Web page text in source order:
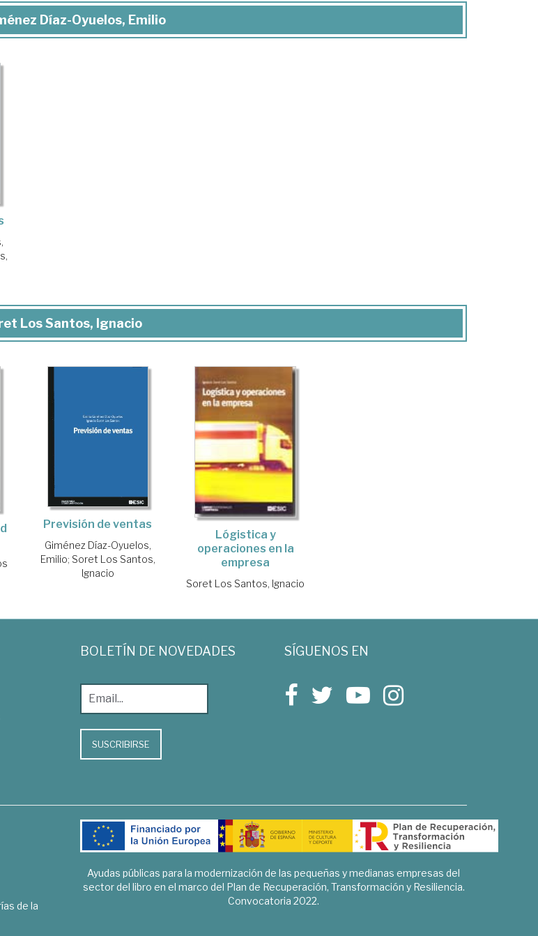
Díaz-Oyuelos, Emilio
Los Santos, Ignacio
Previsión de ventas
Giménez Díaz-Oyuelos,
Emilio; Soret Los Santos,
Ignacio
Lógistica y
operaciones en la
empresa
Soret Los Santos, Ignacio
BOLETÍN DE NOVEDADES
SUSCRIBIRSE
SÍGUENOS EN
de la
Ayudas públicas para la modernización de las pequeñas y medianas empresas del
sector del libro en el marco del Plan de Recuperación, Transformación y Resiliencia.
Convocatoria 2022.